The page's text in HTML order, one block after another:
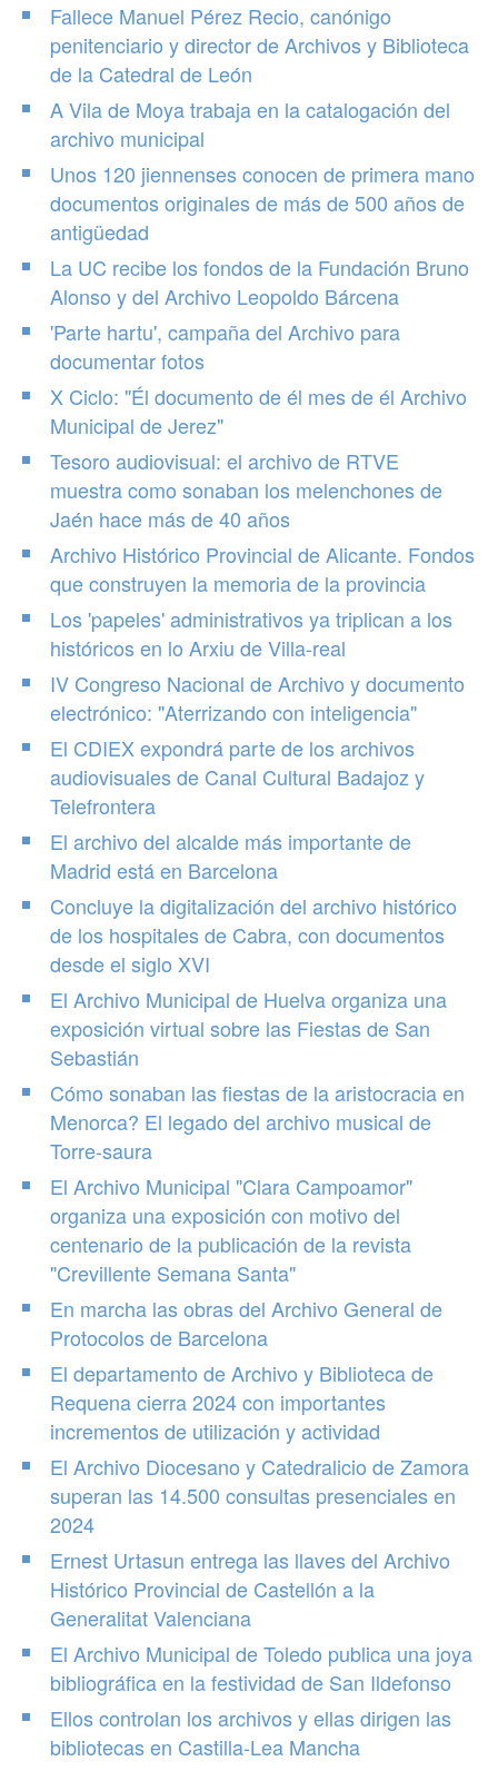
Fallece Manuel Pérez Recio, canónigo
penitenciario y director de Archivos y Biblioteca
de la Catedral de León
A Vila de Moya trabaja en la catalogación del
archivo municipal
Unos 120 jiennenses conocen de primera mano
documentos originales de más de 500 años de
antigüedad
La UC recibe los fondos de la Fundación Bruno
Alonso y del Archivo Leopoldo Bárcena
'Parte hartu', campaña del Archivo para
documentar fotos
X Ciclo: "Él documento de él mes de él Archivo
Municipal de Jerez"
Tesoro audiovisual: el archivo de RTVE
muestra como sonaban los melenchones de
Jaén hace más de 40 años
Archivo Histórico Provincial de Alicante. Fondos
que construyen la memoria de la provincia
Los 'papeles' administrativos ya triplican a los
históricos en lo Arxiu de Villa-real
IV Congreso Nacional de Archivo y documento
electrónico: "Aterrizando con inteligencia"
El CDIEX expondrá parte de los archivos
audiovisuales de Canal Cultural Badajoz y
Telefrontera
El archivo del alcalde más importante de
Madrid está en Barcelona
Concluye la digitalización del archivo histórico
de los hospitales de Cabra, con documentos
desde el siglo XVI
El Archivo Municipal de Huelva organiza una
exposición virtual sobre las Fiestas de San
Sebastián
Cómo sonaban las fiestas de la aristocracia en
Menorca? El legado del archivo musical de
Torre-saura
El Archivo Municipal "Clara Campoamor"
organiza una exposición con motivo del
centenario de la publicación de la revista
"Crevillente Semana Santa"
En marcha las obras del Archivo General de
Protocolos de Barcelona
El departamento de Archivo y Biblioteca de
Requena cierra 2024 con importantes
incrementos de utilización y actividad
El Archivo Diocesano y Catedralicio de Zamora
superan las 14.500 consultas presenciales en
2024
Ernest Urtasun entrega las llaves del Archivo
Histórico Provincial de Castellón a la
Generalitat Valenciana
El Archivo Municipal de Toledo publica una joya
bibliográfica en la festividad de San Ildefonso
Ellos controlan los archivos y ellas dirigen las
bibliotecas en Castilla-Lea Mancha